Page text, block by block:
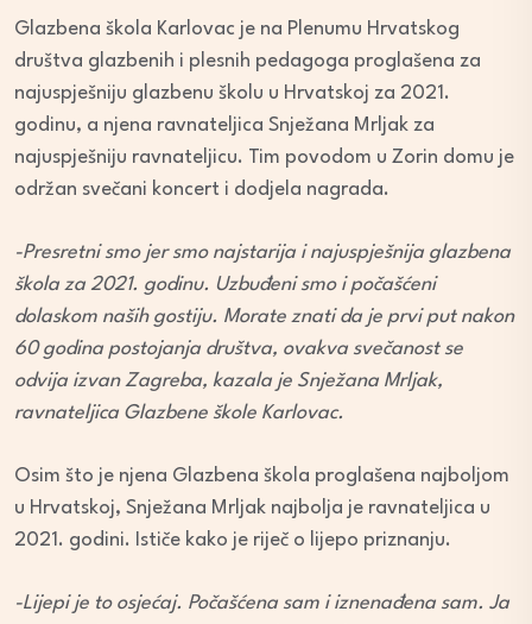
Glazbena škola Karlovac je na Plenumu Hrvatskog
društva glazbenih i plesnih pedagoga proglašena za
najuspješniju glazbenu školu u Hrvatskoj za 2021.
godinu, a njena ravnateljica Snježana Mrljak za
najuspješniju ravnateljicu. Tim povodom u Zorin domu je
održan svečani koncert i dodjela nagrada.
-Presretni smo jer smo najstarija i najuspješnija glazbena
škola za 2021. godinu. Uzbuđeni smo i počašćeni
dolaskom naših gostiju. Morate znati da je prvi put nakon
60 godina postojanja društva, ovakva svečanost se
odvija izvan Zagreba, kazala je Snježana Mrljak,
ravnateljica Glazbene škole Karlovac.
Osim što je njena Glazbena škola proglašena najboljom
u Hrvatskoj, Snježana Mrljak najbolja je ravnateljica u
2021. godini. Ističe kako je riječ o lijepo priznanju.
-Lijepi je to osjećaj. Počašćena sam i iznenađena sam. Ja